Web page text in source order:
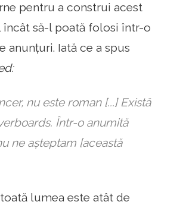
pentru a construi acest
să-l poată folosi într-o
anunțuri. Iată ce a spus
nu este roman [...] Există
Într-o anumită
ne așteptam [această
lumea este atât de